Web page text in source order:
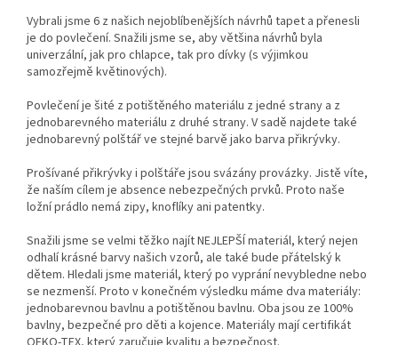
Vybrali jsme 6 z našich nejoblíbenějších návrhů tapet a přenesli
je do povlečení. Snažili jsme se, aby většina návrhů byla
univerzální, jak pro chlapce, tak pro dívky (s výjimkou
samozřejmě květinových).
Povlečení je šité z potištěného materiálu z jedné strany a z
jednobarevného materiálu z druhé strany. V sadě najdete také
jednobarevný polštář ve stejné barvě jako barva přikrývky.
Prošívané přikrývky i polštáře jsou svázány provázky. Jistě víte,
že naším cílem je absence nebezpečných prvků. Proto naše
ložní prádlo nemá zipy, knoflíky ani patentky.
Snažili jsme se velmi těžko najít NEJLEPŠÍ materiál, který nejen
odhalí krásné barvy našich vzorů, ale také bude přátelský k
dětem. Hledali jsme materiál, který po vyprání nevybledne nebo
se nezmenší. Proto v konečném výsledku máme dva materiály:
jednobarevnou bavlnu a potištěnou bavlnu. Oba jsou ze 100%
bavlny, bezpečné pro děti a kojence. Materiály mají certifikát